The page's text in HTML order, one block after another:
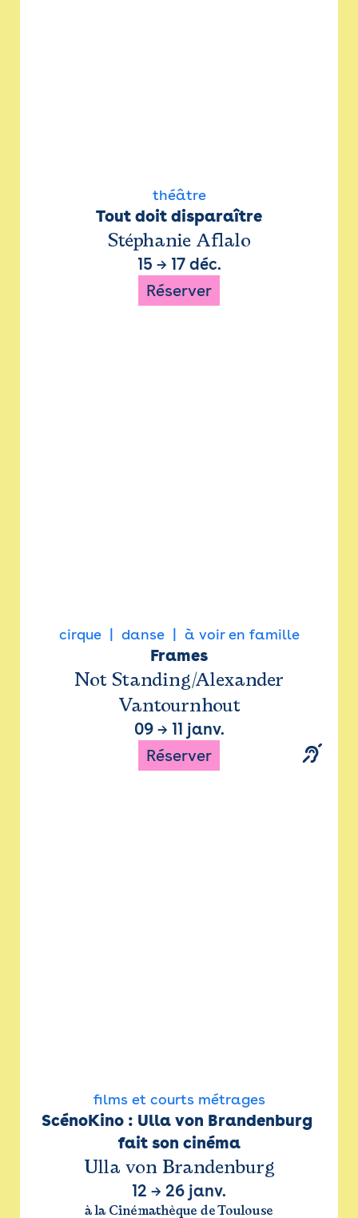
théâtre
Tout doit disparaître
Stéphanie Aflalo
15 → 17 déc.
Réserver
cirque danse à voir en famille
Frames
Not Standing/Alexander
Vantournhout
09→ 11 janv.
Réserver
films et courts métrages
ScénoKino : Ulla von Brandenburg
fait son cinéma
Ulla von Brandenburg
12 → 26 janv.
à la Cinémathèque de Toulouse